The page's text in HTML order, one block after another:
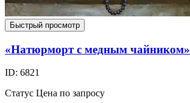
Быстрый просмотр
«Натюрморт с медным чайником»
ID: 6821
Статус Цена по запросу